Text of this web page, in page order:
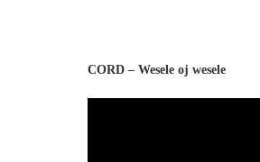
CORD – Wesele oj wesele